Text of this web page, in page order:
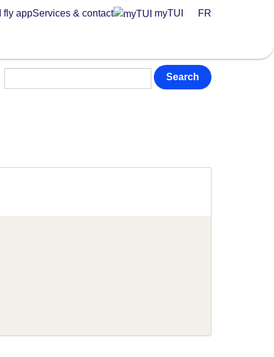
fly appServices & contact myTUI FR
Search